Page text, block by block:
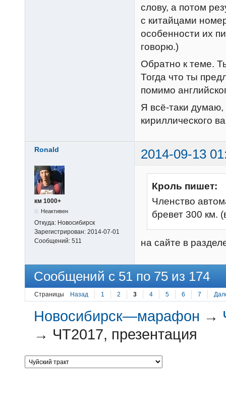
слову, а потом
с китайцами
особенности их
говорю.)
Обратно к теме.
Тогда что ты
помимо
Я всё-таки думаю,
кириллического
Ronald 2014-09-13
км 1000+
Неактивен
Откуда: Новосибирск
Зарегистрирован: 2014-07-01
Сообщений: 511
Кроль пишет:
Членство
бревет 300 км.
на сайте в
Сообщений с 51 по 75 из 174
Страницы Назад 1 2 3 4 5 6 7
Новосибирск—марафон →
→ ЧТ2017, презентация